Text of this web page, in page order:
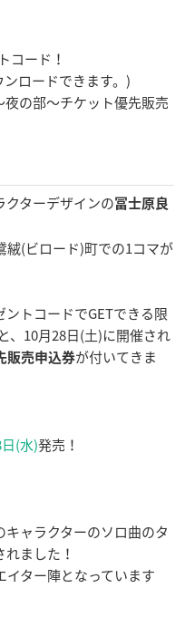
コード！
ロードできます。)
夜の部～チケット優先販売
ターデザインの冨士原良
(ビロード)町での1コマが
トコードでGETできる限
、10月28日(土)に開催され
販売申込券が付いてきま
(水)発売！
ャラクターのソロ曲のタ
ました！
ター陣となっています